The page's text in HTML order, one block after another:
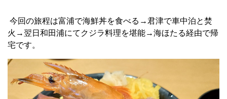
今回の旅程は富浦で海鮮丼を食べる→君津で車中泊と焚
火→翌日和田浦にてクジラ料理を堪能→海ほたる経由で帰
宅です。